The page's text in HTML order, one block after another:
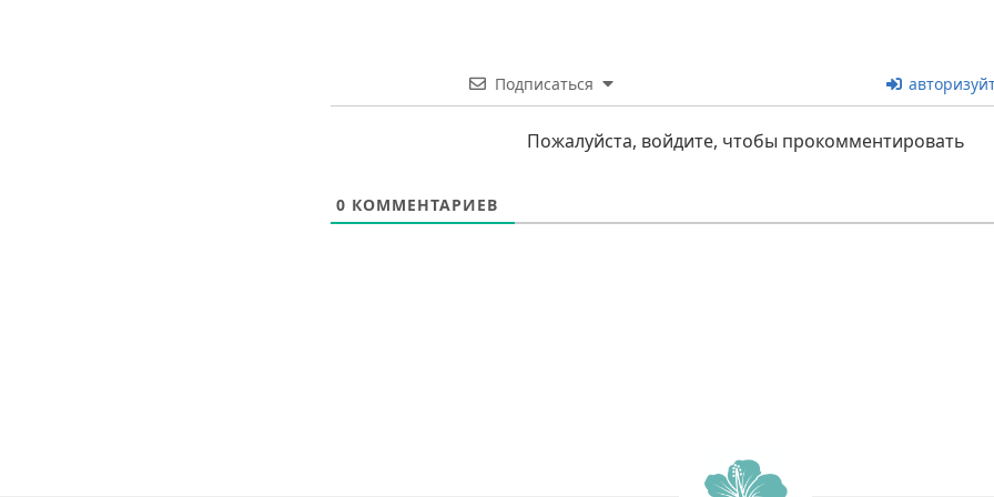
Подписаться
Пожалуйста, войдите, чтобы прокомментировать
0 КОММЕНТАРИЕВ